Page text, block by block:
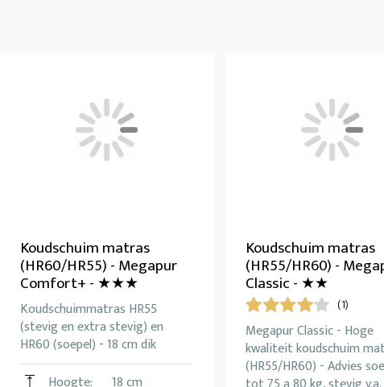
Koudschuim matras
(HR60/HR55) - Megapur
Comfort+ - ★★★
Koudschuimmatras HR55
(stevig en extra stevig) en
HR60 (soepel) - 18 cm dik
Koudschuim matras
(HR55/HR60) -
Classic - ★★
(1)
Megapur Classic - Hoge
kwaliteit koudschuim
(HR55/HR60) - Advies